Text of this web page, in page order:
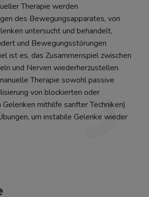
Therapie werden
des Bewegungsapparates, von
untersucht und behandelt,
und Bewegungsstörungen
ist es, das Zusammenspiel zwischen
und Nerven wiederherzustellen.
Therapie sowohl passive
von blockierten oder
mithilfe sanfter Techniken)
um instabile Gelenke wieder